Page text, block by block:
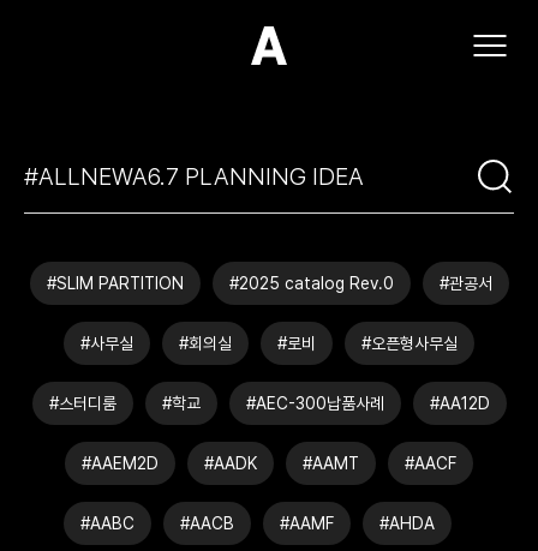
(주)아모스아인스가구
#SLIM PARTITION #2025 catalog Rev.0 #관공서
#사무실 #회의실 #로비 #오픈형사무실
#스터디룸 #학교 #AEC-300납품사례 #AA12D
#AAEM2D #AADK #AAMT #AACF
#AABC #AACB #AAMF #AHDA